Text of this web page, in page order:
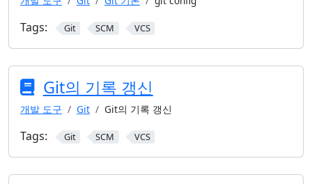
Tags: Git SCM VCS
Git의 기록 갱신
개발 도구 Git Git의 기록 갱신
Tags: Git SCM VCS